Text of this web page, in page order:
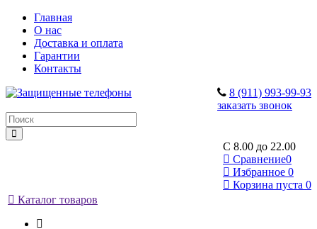
Главная
О нас
Доставка и оплата
Гарантии
Контакты
8 (911) 993-99-93
заказать звонок
C 8.00 до 22.00
Сравнение0
Избранное 0
Корзина пуста 0
Каталог товаров